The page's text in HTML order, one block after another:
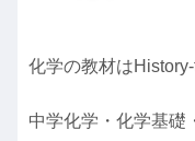
化学の教材は
中学化学・化学基礎